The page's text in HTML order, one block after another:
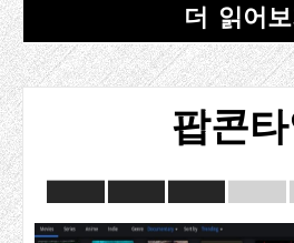
더 읽어
팝콘